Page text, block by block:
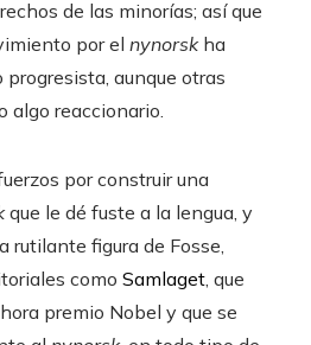
de las minorías; así que
por el nynorskha
aunque otras
algo reaccionario.
por construir una
que le dé fuste a la lengua, y
rutilante figura de Fosse,
como Samlaget, que
premio Nobel y que se